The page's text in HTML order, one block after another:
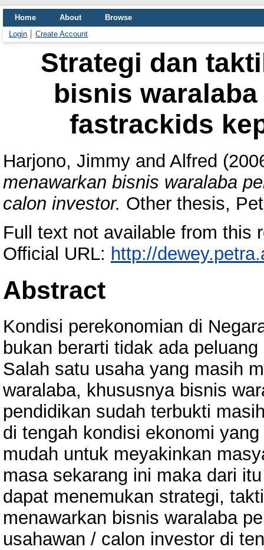
Home About
Browse
Login
Create Account
Strategi dan
bisnis
fastrackids
Harjono, Jimmy and Alfred
menawarkan bisnis waralaba
calon investor. Other thesis,
Full text not available from this
Official URL: http://
Abstract
Kondisi perekonomian di
bukan berarti tidak ada
Salah satu usaha yang masih
waralaba, khususnya bisnis
pendidikan sudah terbukti
di tengah kondisi ekonomi
mudah untuk meyakinkan
masa sekarang ini maka dari
dapat menemukan strategi,
menawarkan bisnis waralaba
usahawan / calon investor di